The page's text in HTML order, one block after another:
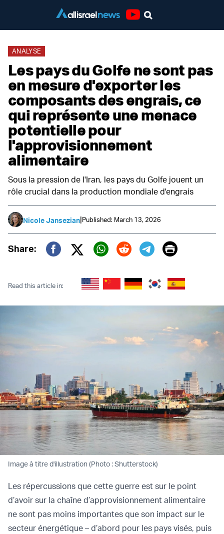
ANALYSE
Les pays du Golfe ne sont pas
en mesure d'exporter les
composants des engrais, ce
qui représente une menace
potentielle pour
l'approvisionnement
alimentaire
Sous la pression de l'Iran, les pays du Golfe jouent un
rôle crucial dans la production mondiale d'engrais
Nicole Jansezian|Published: March 13, 2026
Share:
Twitter (X)
Print
Read this article in:
Image à titre d'illustration (Photo : Shutterstock)
Les répercussions que cette guerre est sur le point
d’avoir sur la chaîne d’approvisionnement alimentaire
ne sont pas moins importantes que son impact sur le
secteur énergétique – d’abord pour les pays visés, puis